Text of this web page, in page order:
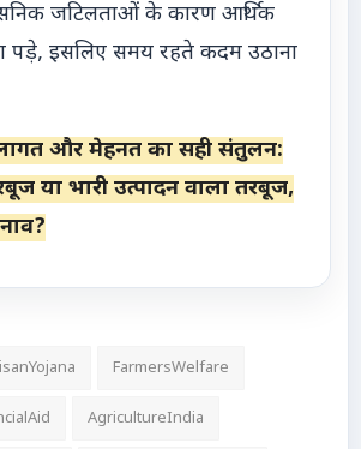
जटिलताओं के कारण आर्थिक
पड़े, इसलिए समय रहते कदम उठाना
और मेहनत का सही संतुलन:
या भारी उत्पादन वाला तरबूज,
FarmersWelfare
AgricultureIndia